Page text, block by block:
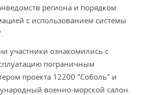
региона и порядком
с использованием системы
участники ознакомились с
пограничным
проекта 12200 "Соболь" и
военно-морской салон.